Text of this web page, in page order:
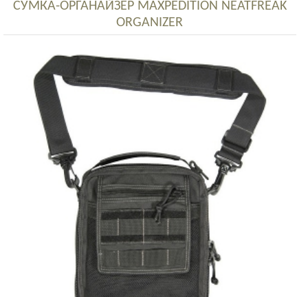
СУМКА-ОРГАНАЙЗЕР MAXPEDITION NEATFREAK
ORGANIZER